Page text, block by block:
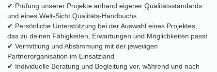
✔ Prüfung unserer Projekte anhand eigener Qualitätsstandards
und eines Welt-Sicht Qualitäts-Handbuchs
✔ Persönliche Unterstützung bei der Auswahl eines Projektes,
das zu deinen Fähigkeiten, Erwartungen und Möglichkeiten passt
✔ Vermittlung und Abstimmung mit der jeweiligen
Partnerorganisation im Einsatzland
✔ Individuelle Beratung und Begleitung vor, während und nach